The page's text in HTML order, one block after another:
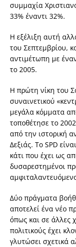
συμμαχία
33% έναντι 32%.
Η εξέλιξη αυτή
του Σεπτεμβρίου,
αντιμέτωπη με
το 2005.
Η πρώτη νίκη του
συναινετικού
μεγάλα κόμματα
τοποθέτησε το
από την ιστορική
Δεξιάς. Το SPD
κάτι που έχει ως
δυσαρεστημένοι
Δύο πράγματα
αποτελεί ένα νέο
όπως και σε άλλες
πολιτικούς έχει
γλυτώσει σχετικά